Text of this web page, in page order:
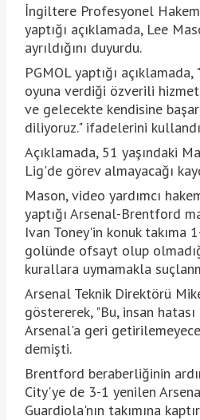
İngiltere Profesyonel
yaptığı açıklamada, Lee
ayrıldığını duyurdu.
PGMOL yaptığı
oyuna verdiği özverili
ve gelecekte kendisine
diliyoruz." ifadelerini
Açıklamada, 51 yaşındaki
Lig'de görev almayacağı
Mason, video yardımcı
yaptığı Arsenal-Brentford
Ivan Toney'in konuk takıma
golünde ofsayt olup
kurallara uymamakla
Arsenal Teknik Direktörü
göstererek, "Bu, insan
Arsenal'a geri
demişti.
Brentford beraberliğinin
City'ye de 3-1 yenilen
Guardiola'nın takımına